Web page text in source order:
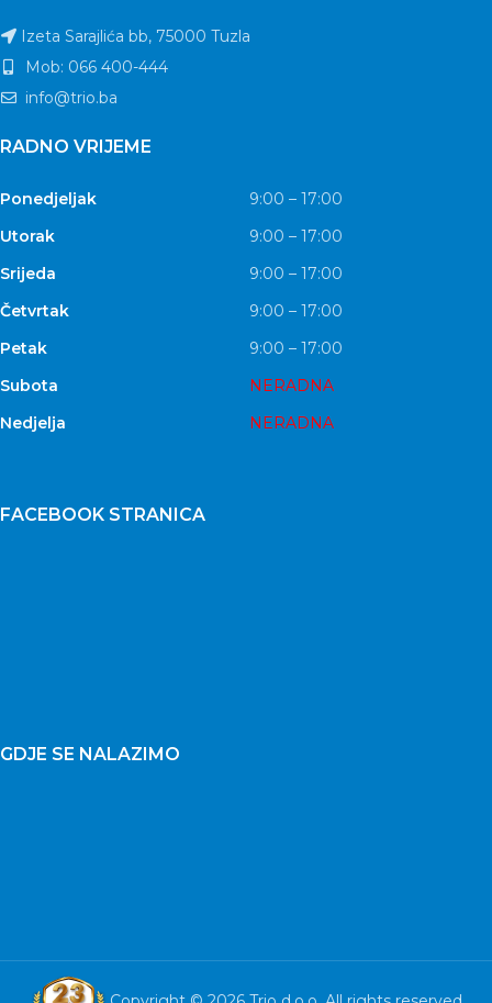
Izeta Sarajlića bb, 75000 Tuzla
Mob: 066 400-444
info@trio.ba
RADNO VRIJEME
Ponedjeljak
9:00 – 17:00
Utorak
9:00 – 17:00
Srijeda
9:00 – 17:00
Četvrtak
9:00 – 17:00
Petak
9:00 – 17:00
Subota
NERADNA
Nedjelja
NERADNA
FACEBOOK STRANICA
GDJE SE NALAZIMO